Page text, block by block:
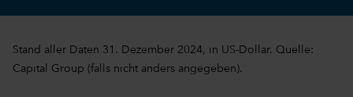
Stand aller Daten 31. Dezember 2024, in US-Dollar. Quelle:
Capital Group (falls nicht anders angegeben).